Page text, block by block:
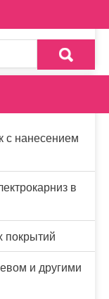
с нанесением
в
покрытий
и другими